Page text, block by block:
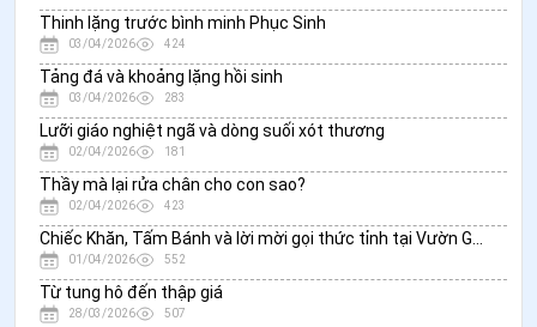
Thinh lặng trước bình minh Phục Sinh
03/04/2026 424
Tảng đá và khoảng lặng hồi sinh
03/04/2026 283
Lưỡi giáo nghiệt ngã và dòng suối xót thương
02/04/2026 181
Thầy mà lại rửa chân cho con sao?
02/04/2026 423
01/04/2026 552
Từ tung hô đến thập giá
28/03/2026 507